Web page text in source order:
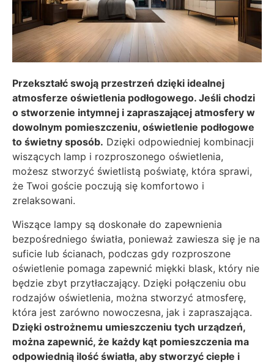
Przekształć swoją przestrzeń dzięki idealnej
atmosferze oświetlenia podłogowego. Jeśli chodzi
o stworzenie intymnej i zapraszającej atmosfery w
dowolnym pomieszczeniu, oświetlenie podłogowe
to świetny sposób. Dzięki odpowiedniej kombinacji
wiszących lamp i rozproszonego oświetlenia,
możesz stworzyć świetlistą poświatę, która sprawi,
że Twoi goście poczują się komfortowo i
zrelaksowani.
Wiszące lampy są doskonałe do zapewnienia
bezpośredniego światła, ponieważ zawiesza się je na
suficie lub ścianach, podczas gdy rozproszone
oświetlenie pomaga zapewnić miękki blask, który nie
będzie zbyt przytłaczający. Dzięki połączeniu obu
rodzajów oświetlenia, można stworzyć atmosferę,
która jest zarówno nowoczesna, jak i zapraszająca.
Dzięki ostrożnemu umieszczeniu tych urządzeń,
można zapewnić, że każdy kąt pomieszczenia ma
odpowiednią ilość światła, aby stworzyć ciepłe i